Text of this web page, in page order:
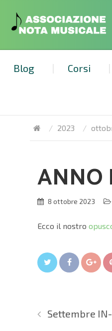
Blog Corsi
2023
ANNO
8 ottobre 2023
Ecco il nostro
Twitter
Settembre